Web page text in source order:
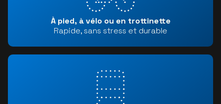
À pied, à vélo ou en trottinette
Rapide, sans stress et durable